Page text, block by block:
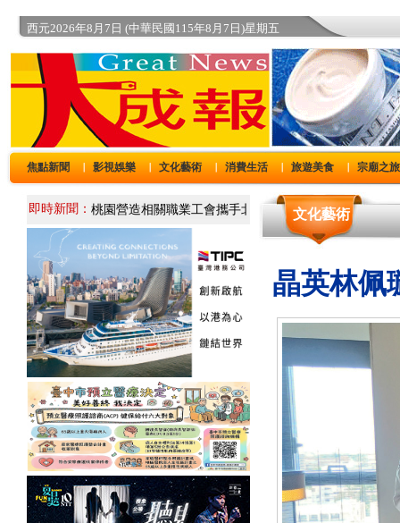
西元2026年8月7日 (中華民國115年8月7日)星期五
焦點新聞 影視娛樂 文化藝術 消費生活 旅遊美食 宗廟之旅
即時新聞： 文化藝術
晶英林佩